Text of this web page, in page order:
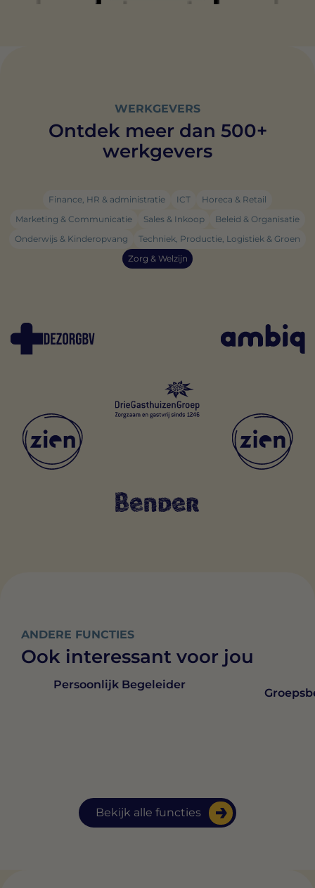
WERKGEVERS
Ontdek meer dan 500+
werkgevers
Finance, HR & administratie ICT
Horeca & Retail
Marketing & Communicatie
Sales & Inkoop
Beleid & Organisatie
Onderwijs & Kinderopvang
Techniek, Productie, Logistiek & Groen
Zorg & Welzijn
ANDERE FUNCTIES
Ook interessant voor jou
Bekijk alle functies
Persoonlijk Begeleider